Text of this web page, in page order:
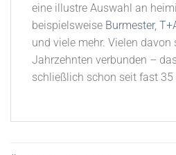
eine illustre Auswahl an
beispielsweise Burmester,
und viele mehr. Vielen davon
Jahrzehnten verbunden –
schließlich schon seit fast 35